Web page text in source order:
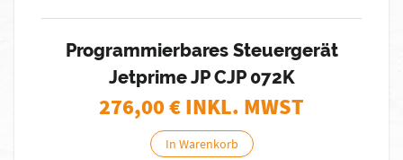
Programmierbares Steuergerät
Jetprime JP CJP 072K
276,00€ INKL. MWST
In Warenkorb